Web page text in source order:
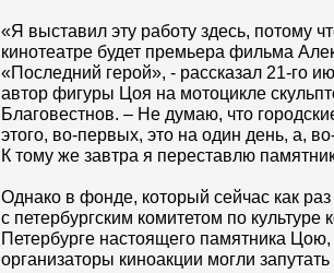
«Я выставил эту работу здесь, потому
кинотеатре будет премьера фильма
«Последний герой», - рассказал 21-го
автор фигуры Цоя на мотоцикле
Благовестнов. – Не думаю, что
этого, во-первых, это на один день, а,
К тому же завтра я переставлю
Однако в фонде, который сейчас как
с петербургским комитетом по культуре
Петербурге настоящего памятника Цою,
организаторы киноакции могли